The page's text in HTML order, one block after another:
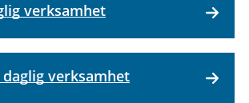
verksamhet
verksamhet